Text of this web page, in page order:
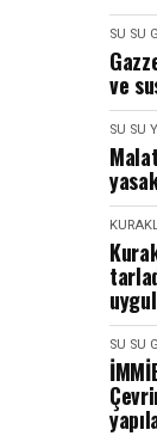
SU SU
ve
SU SU
SU SU